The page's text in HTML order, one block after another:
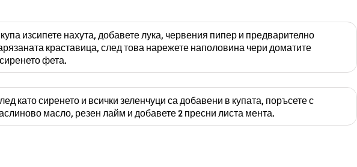
изсипете нахута, добавете лука, червения пипер и предварително
краставица, след това нарежете наполовина чери доматите
фета.
като сиренето и всички зеленчуци са добавени в купата, поръсете с
масло, резен лайм и добавете 2 пресни листа мента.